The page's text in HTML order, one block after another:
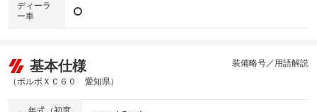
ディーラ
ー車
基本仕様
（ボルボＸＣ６０ 愛知県）
装備略号／用語解説